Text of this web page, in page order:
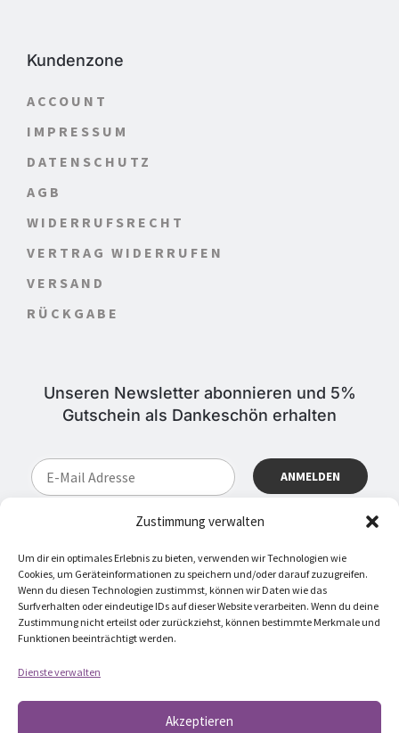
Zustimmung verwalten
Um dir ein optimales Erlebnis zu bieten, verwenden wir Technologien wie
Cookies, um Geräteinformationen zu speichern und/oder darauf zuzugreifen.
Wenn du diesen Technologien zustimmst, können wir Daten wie das
Surfverhalten oder eindeutige IDs auf dieser Website verarbeiten. Wenn du deine
Zustimmung nicht erteilst oder zurückziehst, können bestimmte Merkmale und
Funktionen beeinträchtigt werden.
Dienste verwalten
Akzeptieren
Kundenzone
ACCOUNT
IMPRESSUM
DATENSCHUTZ
AGB
WIDERRUFSRECHT
VERTRAG WIDERRUFEN
VERSAND
RÜCKGABE
Unseren Newsletter abonnieren und 5%
Gutschein als Dankeschön erhalten
ABONNIEREN SIE JETZT EINFACH UNSEREN REGELMÄSSIG E
RSCHEINENDEN NEWSLETTER UND SIE WERDEN STETS A
NFORMIERT.